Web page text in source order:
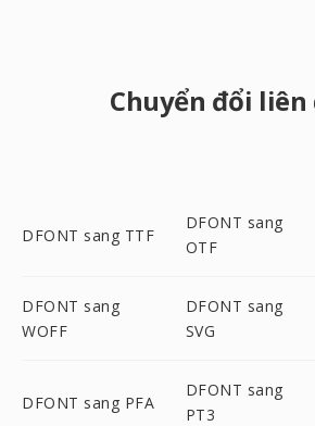
Chuyển đổi liên
DFONT sang TTF
DFONT sang
OTF
DFONT sang
WOFF
DFONT sang
SVG
DFONT sang PFA
DFONT sang
PT3